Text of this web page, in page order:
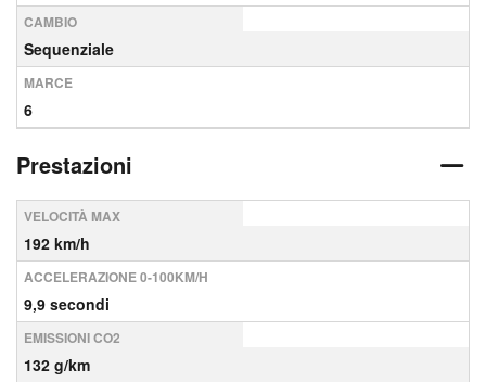
CAMBIO
Sequenziale
MARCE
6
Prestazioni
VELOCITÀ MAX
192 km/h
ACCELERAZIONE 0-100KM/H
9,9 secondi
EMISSIONI CO2
132 g/km